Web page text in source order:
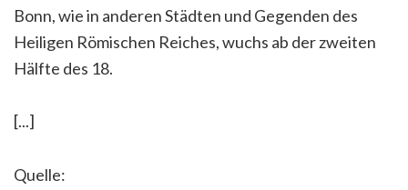
Bonn, wie in anderen Städten und Gegenden des
Heiligen Römischen Reiches, wuchs ab der zweiten
Hälfte des 18.
[...]
Quelle: